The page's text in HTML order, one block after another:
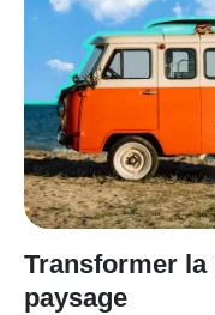
Transformer
paysage